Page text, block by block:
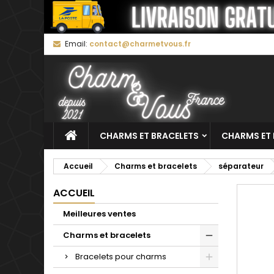
Email: contact@charmetvous.fr
CHARMS ET BRACELETS CHARMS ET
Accueil Charms et bracelets séparateur
ACCUEIL
Meilleures ventes
Charms et bracelets
Bracelets pour charms